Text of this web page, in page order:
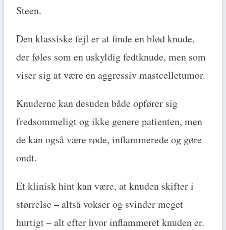
Steen.
Den klassiske fejl er at finde en blød knude,
der føles som en uskyldig fedtknude, men som
viser sig at være en aggressiv mastcelletumor.
Knuderne kan desuden både opfører sig
fredsommeligt og ikke genere patienten, men
de kan også være røde, inflammerede og gøre
ondt.
Et klinisk hint kan være, at knuden skifter i
størrelse – altså vokser og svinder meget
hurtigt – alt efter hvor inflammeret knuden er.